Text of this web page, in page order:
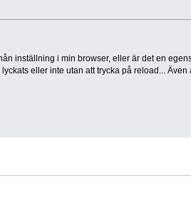
inställning i min browser, eller är det en
eller inte utan att trycka på reload... Även